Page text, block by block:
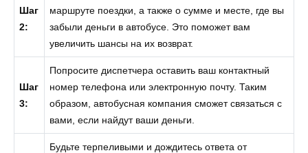
Шаг
2:
маршруте поездки, а также о сумме и месте, где вы
забыли деньги в автобусе. Это поможет вам
увеличить шансы на их возврат.
Шаг
3:
Попросите диспетчера оставить ваш контактный
номер телефона или электронную почту. Таким
образом, автобусная компания сможет связаться с
вами, если найдут ваши деньги.
Будьте терпеливыми и дождитесь ответа от